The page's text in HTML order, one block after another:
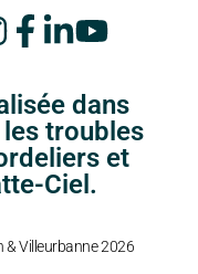
dans
les troubles
et
Ciel.
& Villeurbanne 2026